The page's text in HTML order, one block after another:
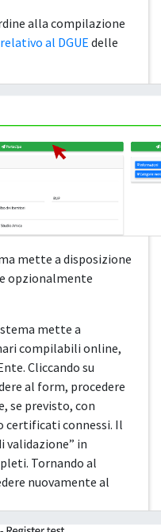
alla compilazione
al DGUE delle
mette a disposizione
opzionalmente
mette a
compilabili online,
Cliccando su
al form, procedere
se previsto, con
certificati connessi. Il
validazione” in
Tornando al
nuovamente al